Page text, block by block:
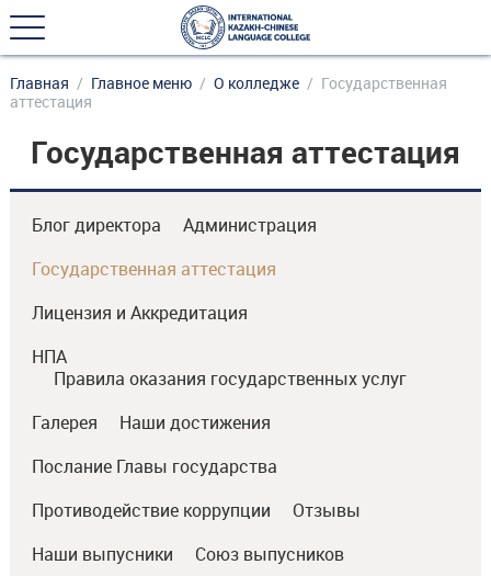
Главная Главное меню О колледже
Государственная
аттестация
Государственная аттестация
Блог директора
Администрация
Государственная аттестация
Лицензия и Аккредитация
НПА
Правила оказания государственных услуг
Галерея
Наши достижения
Послание Главы государства
Противодействие коррупции
Отзывы
Наши выпусники
Союз выпусников